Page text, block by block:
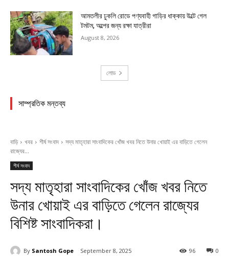
আমতলীর ঢুকলি রোডে পণ্যবাহী গাড়ির ধাক্কায় উল্টে গেল
টমটম, অল্পের জন্য রক্ষা যাত্রীরা
August 8, 2026
লোড
সাম্প্রতিক মন্তব্য